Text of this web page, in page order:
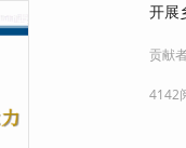
开展
贡献
4142